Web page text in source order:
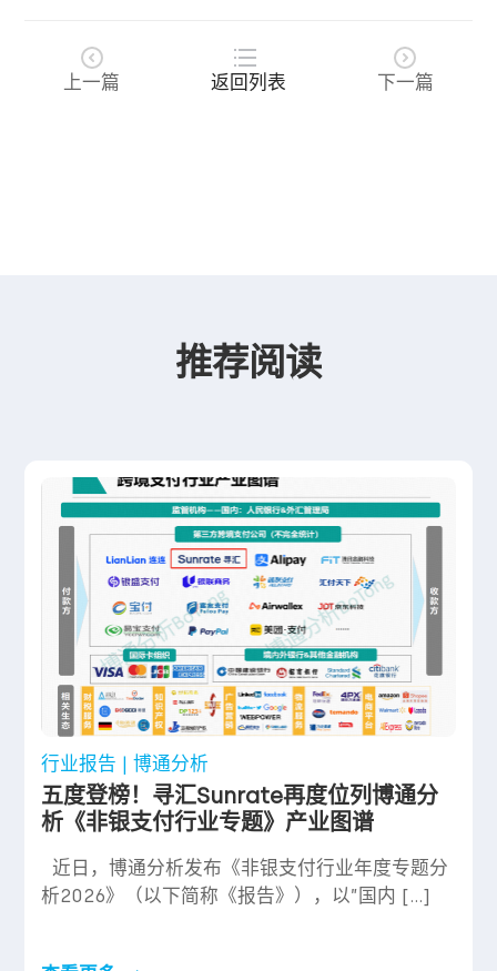
上一篇 返回列表 下一篇
推荐阅读
行业报告 | 博通分析
五度登榜！寻汇Sunrate再度位列博通分
析《非银支付行业专题》产业图谱
近日，博通分析发布《非银支付行业年度专题分
析2026》（以下简称《报告》），以”国内 […]